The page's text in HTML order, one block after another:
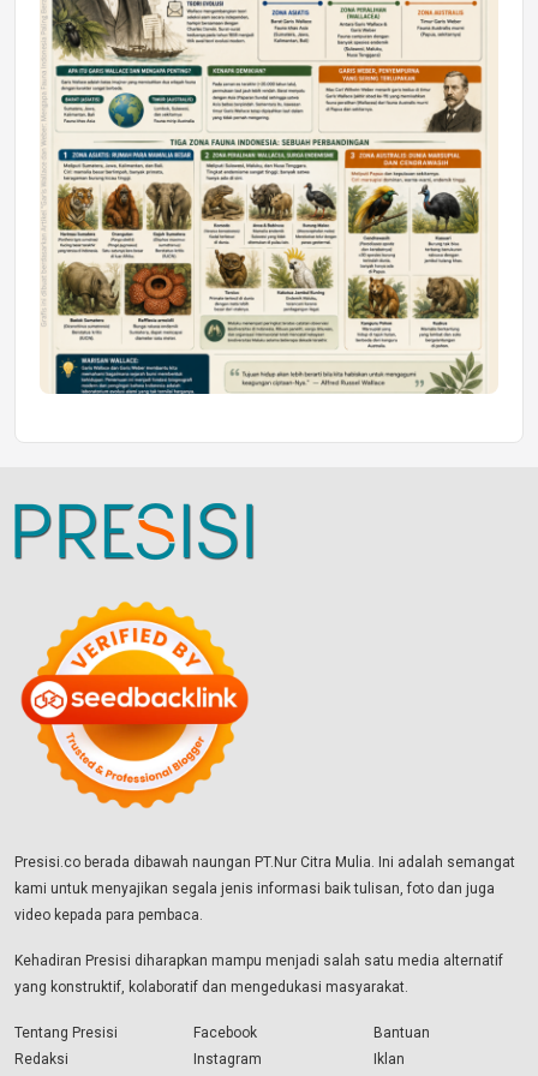
Presisi.co berada dibawah naungan PT.Nur Citra Mulia. Ini adalah semangat
kami untuk menyajikan segala jenis informasi baik tulisan, foto dan juga
video kepada para pembaca.
Kehadiran Presisi diharapkan mampu menjadi salah satu media alternatif
yang konstruktif, kolaboratif dan mengedukasi masyarakat.
Tentang Presisi
Redaksi
Facebook
Instagram
Bantuan
Iklan